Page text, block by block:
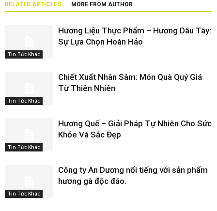
RELATED ARTICLES MORE FROM AUTHOR
Tin Tức Khác
Hương Liệu Thực Phẩm – Hương Dâu Tây:
Sự Lựa Chọn Hoàn Hảo
Tin Tức Khác
Chiết Xuất Nhân Sâm: Món Quà Quý Giá
Từ Thiên Nhiên
Tin Tức Khác
Hương Quế – Giải Pháp Tự Nhiên Cho Sức
Khỏe Và Sắc Đẹp
Tin Tức Khác
Công ty An Dương nổi tiếng với sản phẩm
hương gà độc đáo.